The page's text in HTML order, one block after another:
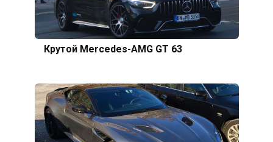
Крутой Mercedes-AMG GT 63